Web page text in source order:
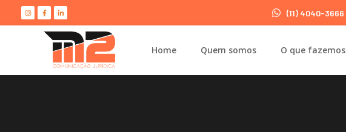
(11) 4040-3666
Home Quem somos O que fazemos